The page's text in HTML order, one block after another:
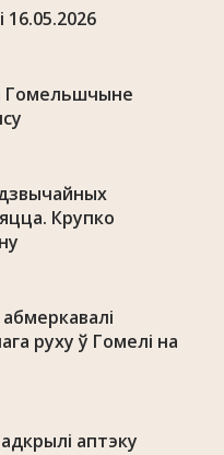
16.05.2026
Гомельшчыне
Крупко
руху ў Гомелі на
аптэку